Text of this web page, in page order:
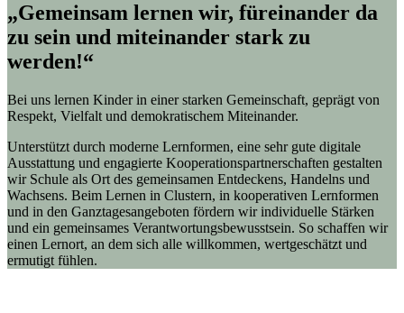
„Gemeinsam lernen wir, füreinander da
zu sein und miteinander stark zu
werden!“
Bei uns lernen Kinder in einer starken Gemeinschaft, geprägt von
Respekt, Vielfalt und demokratischem Miteinander.
Unterstützt durch moderne Lernformen, eine sehr gute digitale
Ausstattung und engagierte Kooperationspartnerschaften gestalten
wir Schule als Ort des gemeinsamen Entdeckens, Handelns und
Wachsens. Beim Lernen in Clustern, in kooperativen Lernformen
und in den Ganztagesangeboten fördern wir individuelle Stärken
und ein gemeinsames Verantwortungsbewusstsein. So schaffen wir
einen Lernort, an dem sich alle willkommen, wertgeschätzt und
ermutigt fühlen.